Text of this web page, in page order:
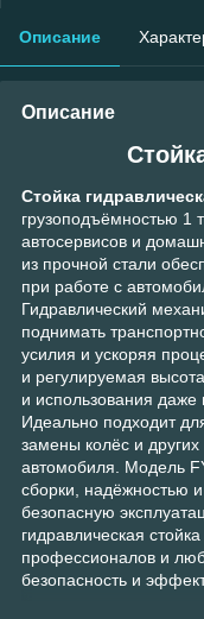
Описание
Описание
Стойка
грузоподъёмностью
автосервисов и
из прочной стали
при работе с
Гидравлический
поднимать
усилия и ускоряя
и регулируемая
и использования даже
Идеально подходит
замены колёс и
автомобиля. Модель
сборки, надёжностью
безопасную
гидравлическая
профессионалов и
безопасность и